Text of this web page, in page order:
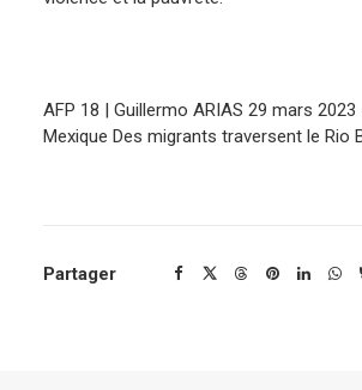
AFP 18 | Guillermo ARIAS 29 mars
Mexique Des migrants traversent le Rio
Partager